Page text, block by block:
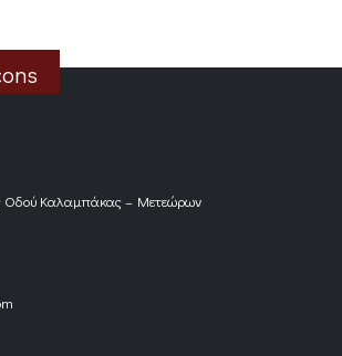
Οδού Καλαμπάκας – Μετεώρων